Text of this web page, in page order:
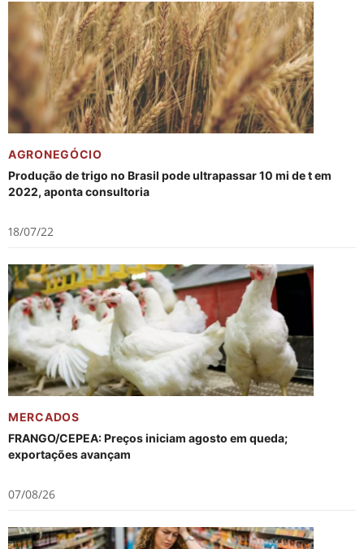
AGRONEGÓCIO
Produção de trigo no Brasil pode ultrapassar 10 mi de t em
2022, aponta consultoria
18/07/22
MERCADOS
FRANGO/CEPEA: Preços iniciam agosto em queda;
exportações avançam
07/08/26